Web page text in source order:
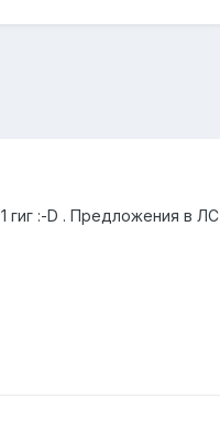
гиг :-D . Предложения в ЛС